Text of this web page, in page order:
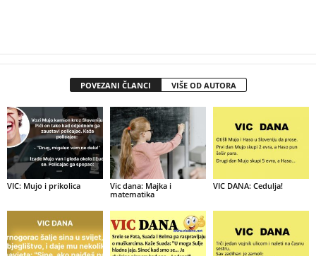
POVEZANI ČLANCI VIŠE OD AUTORA
VIC: Mujo i prikolica
Vic dana: Majka i
matematika
VIC DANA: Cedulja!